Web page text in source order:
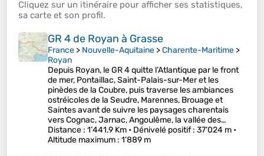
Cliquez sur un itinéraire pour afficher ses statistiques,
sa carte et son profil.
GR 4 de Royan à Grasse
France > Nouvelle-Aquitaine >Charente-Maritime >
Royan
Depuis Royan, le GR 4 quitte l’Atlantique par le front
de mer, Pontaillac, Saint-Palais-sur-Mer et les
pinèdes de la Coubre, puis traverse les ambiances
ostréicoles de la Seudre, Marennes, Brouage et
Saintes avant de suivre les paysages charentais
vers Cognac, Jarnac, Angoulême, la vallée des…
Distance : 1’441.9 Km • Dénivelé positif: 37’024 m •
Altitude maximum : 1’889 m